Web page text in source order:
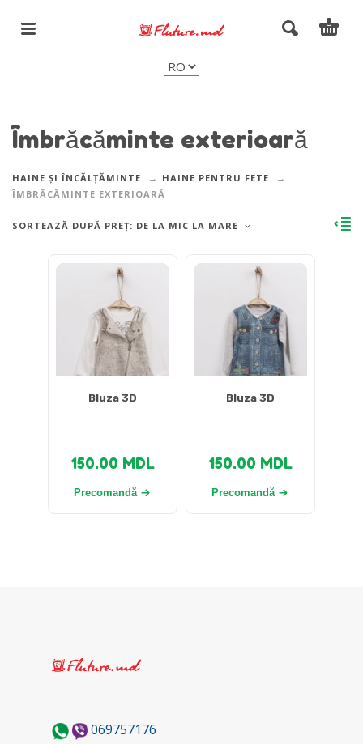
Îmbrăcăminte exterioară
HAINE ȘI ÎNCĂLȚĂMINTE
HAINE PENTRU FETE
ÎMBRĂCĂMINTE EXTERIOARĂ
SORTEAZĂ DUPĂ PREȚ: DE LA MIC LA MARE
Bluza 3D
150.00 MDL
Precomandă
Bluza 3D
150.00 MDL
Precomandă
069757176